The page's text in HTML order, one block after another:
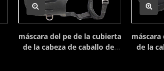
máscara del pe de la cubierta
de la cabeza de caballo del
de la